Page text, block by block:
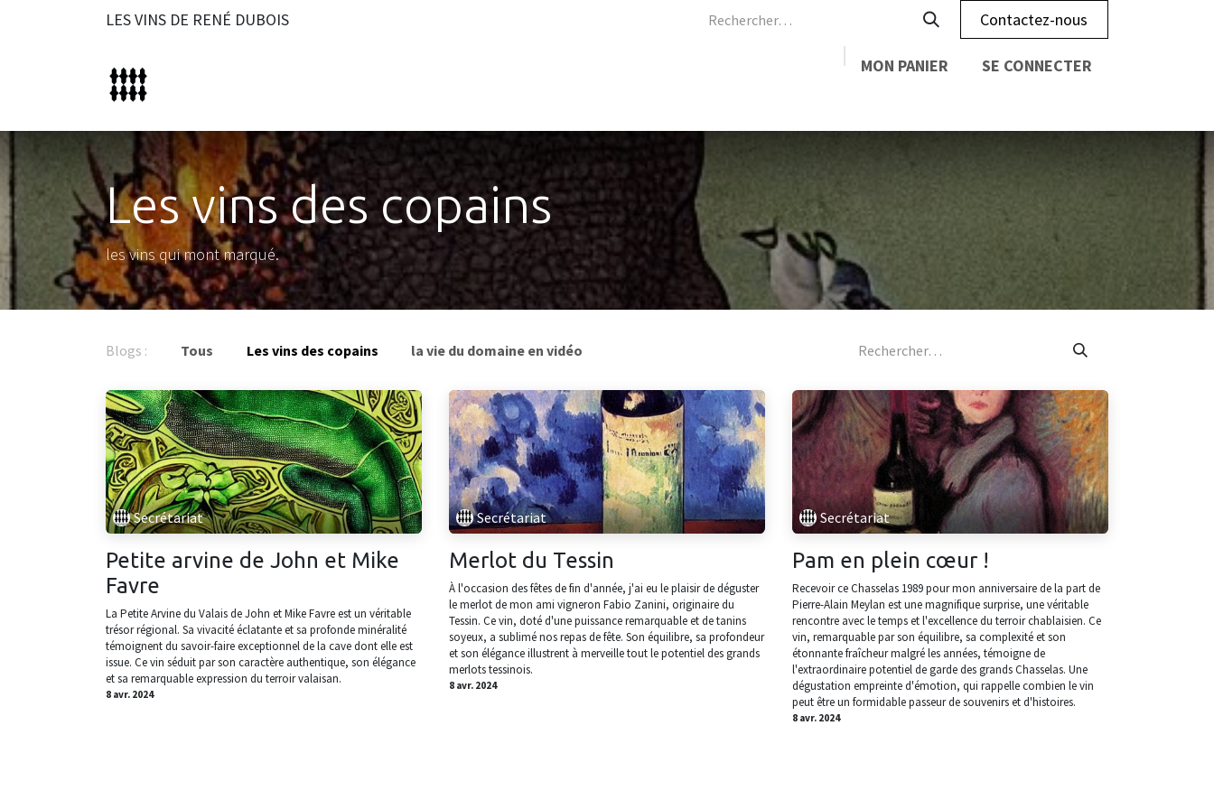
Se rendre au contenuLES VINS DE RENÉ DUBOIS Contactez-nous
MON PANIER
SE CONNECTER
Les vins des copains
les vins qui mont marqué.
Blogs : Tous Les vins des copains la vie du domaine en vidéo
Secrétariat
Petite arvine de John et Mike
Favre
La Petite Arvine du Valais de John et Mike Favre est un véritable
trésor régional. Sa vivacité éclatante et sa profonde minéralité
témoignent du savoir-faire exceptionnel de la cave dont elle est
issue. Ce vin séduit par son caractère authentique, son élégance
et sa remarquable expression du terroir valaisan.
8 avr. 2024
Secrétariat
Merlot du Tessin
À l'occasion des fêtes de fin d'année, j'ai eu le plaisir de déguster
le merlot de mon ami vigneron Fabio Zanini, originaire du
Tessin. Ce vin, doté d'une puissance remarquable et de tanins
soyeux, a sublimé nos repas de fête. Son équilibre, sa profondeur
et son élégance illustrent à merveille tout le potentiel des grands
merlots tessinois.
8 avr. 2024
Secrétariat
Pam en plein cœur !
Recevoir ce Chasselas 1989 pour mon anniversaire de la part de
Pierre-Alain Meylan est une magnifique surprise, une véritable
rencontre avec le temps et l'excellence du terroir chablaisien. Ce
vin, remarquable par son équilibre, sa complexité et son
étonnante fraîcheur malgré les années, témoigne de
l'extraordinaire potentiel de garde des grands Chasselas. Une
dégustation empreinte d'émotion, qui rappelle combien le vin
peut être un formidable passeur de souvenirs et d'histoires.
8 avr. 2024